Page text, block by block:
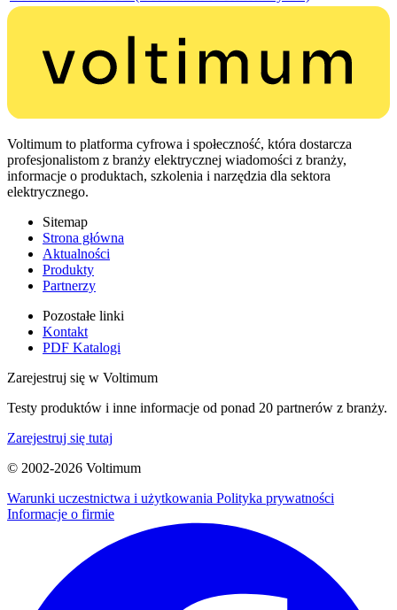
Voltimum to platforma cyfrowa i społeczność, która dostarcza
profesjonalistom z branży elektrycznej wiadomości z branży,
informacje o produktach, szkolenia i narzędzia dla sektora
elektrycznego.
Sitemap
Strona główna
Aktualności
Produkty
Partnerzy
Pozostałe linki
Kontakt
PDF Katalogi
Zarejestruj się w Voltimum
Testy produktów i inne informacje od ponad 20 partnerów z branży.
Zarejestruj się tutaj
© 2002-2026 Voltimum
Warunki uczestnictwa i użytkowania Polityka prywatności
Informacje o firmie